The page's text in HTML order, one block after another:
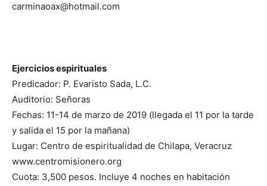
carminaoax@hotmail.com
Ejercicios espirituales
Predicador: P. Evaristo Sada, L.C.
Auditorio: Señoras
Fechas: 11-14 de marzo de 2019 (llegada el 11 por la tarde
y salida el 15 por la mañana)
Lugar: Centro de espiritualidad de Chilapa, Veracruz
www.centromisionero.org
Cuota: 3,500 pesos. Incluye 4 noches en habitación